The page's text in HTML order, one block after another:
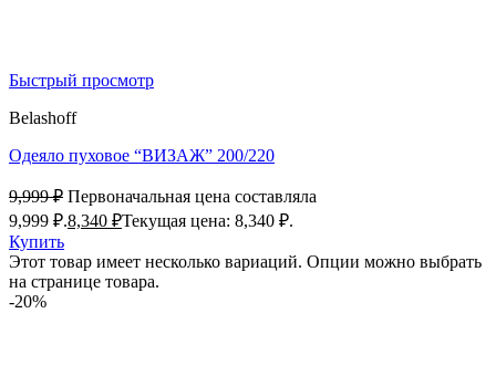
Быстрый просмотр
Belashoff
Одеяло пуховое “ВИЗАЖ” 200/220
9,999₽ Первоначальная цена составляла
9,999 ₽.8,340 ₽Текущая цена: 8,340 ₽.
Купить
Этот товар имеет несколько вариаций. Опции можно выбрать
на странице товара.
-20%